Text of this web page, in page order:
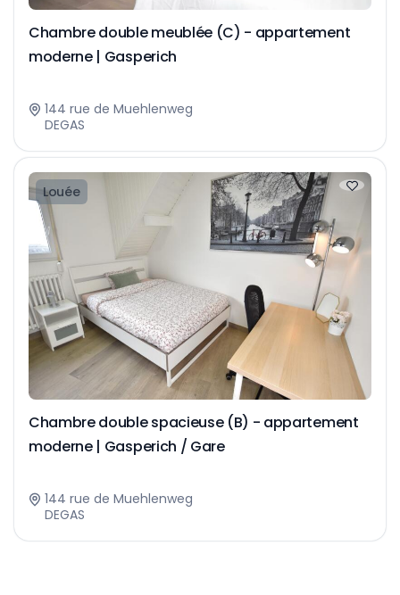
Chambre double meublée (C) - appartement
moderne | Gasperich
144 rue de Muehlenweg
DEGAS
Louée
Chambre double spacieuse (B) - appartement
moderne | Gasperich / Gare
144 rue de Muehlenweg
DEGAS